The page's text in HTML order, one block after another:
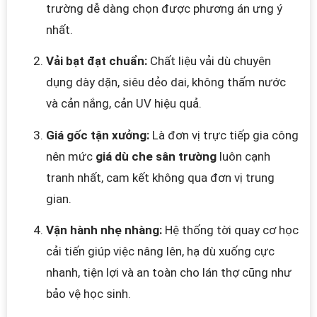
trường dễ dàng chọn được phương án ưng ý
nhất.
Vải bạt đạt chuẩn: Chất liệu vải dù chuyên
dụng dày dặn, siêu dẻo dai, không thấm nước
và cản nắng, cản UV hiệu quả.
Giá gốc tận xưởng: Là đơn vị trực tiếp gia công
nên mức giá dù che sân trường luôn cạnh
tranh nhất, cam kết không qua đơn vị trung
gian.
Vận hành nhẹ nhàng: Hệ thống tời quay cơ học
cải tiến giúp việc nâng lên, hạ dù xuống cực
nhanh, tiện lợi và an toàn cho lán thợ cũng như
bảo vệ học sinh.